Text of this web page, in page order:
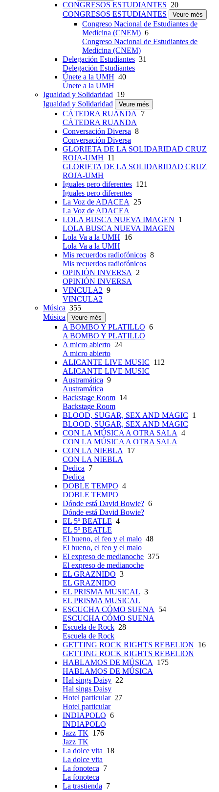
CONGRESOS ESTUDIANTES 20
CONGRESOS ESTUDIANTES
Veure més
Congreso Nacional de Estudiantes de
Medicina (CNEM) 6
Congreso Nacional de Estudiantes de
Medicina (CNEM)
Delegación Estudiantes 31
Delegación Estudiantes
Únete a la UMH 40
Únete a la UMH
Igualdad y Solidaridad 19
Igualdad y Solidaridad
Veure més
CÁTEDRA RUANDA 7
CÁTEDRA RUANDA
Conversación Diversa 8
Conversación Diversa
GLORIETA DE LA SOLIDARIDAD CRUZ
ROJA-UMH 11
GLORIETA DE LA SOLIDARIDAD CRUZ
ROJA-UMH
Iguales pero diferentes 121
Iguales pero diferentes
La Voz de ADACEA 25
La Voz de ADACEA
LOLA BUSCA NUEVA IMAGEN 1
LOLA BUSCA NUEVA IMAGEN
Lola Va a la UMH 16
Lola Va a la UMH
Mis recuerdos radiofónicos 8
Mis recuerdos radiofónicos
OPINIÓN INVERSA 2
OPINIÓN INVERSA
VINCULA2 9
VINCULA2
Música 355
Música
Veure més
A BOMBO Y PLATILLO 6
A BOMBO Y PLATILLO
A micro abierto 24
A micro abierto
ALICANTE LIVE MUSIC 112
ALICANTE LIVE MUSIC
Austramática 9
Austramática
Backstage Room 14
Backstage Room
BLOOD, SUGAR, SEX AND MAGIC 1
BLOOD, SUGAR, SEX AND MAGIC
CON LA MÚSICA A OTRA SALA 4
CON LA MÚSICA A OTRA SALA
CON LA NIEBLA 17
CON LA NIEBLA
Dedica 7
Dedica
DOBLE TEMPO 4
DOBLE TEMPO
Dónde está David Bowie? 6
Dónde está David Bowie?
EL 5º BEATLE 4
EL 5º BEATLE
El bueno, el feo y el malo 48
El bueno, el feo y el malo
El expreso de medianoche 375
El expreso de medianoche
EL GRAZNIDO 3
EL GRAZNIDO
EL PRISMA MUSICAL 3
EL PRISMA MUSICAL
ESCUCHA CÓMO SUENA 54
ESCUCHA CÓMO SUENA
Escuela de Rock 28
Escuela de Rock
GETTING ROCK RIGHTS REBELION 16
GETTING ROCK RIGHTS REBELION
HABLAMOS DE MÚSICA 175
HABLAMOS DE MÚSICA
Hal sings Daisy 22
Hal sings Daisy
Hotel particular27
Hotel particular
INDIAPOLO 6
INDIAPOLO
Jazz TK 176
Jazz TK
La dolce vita 18
La dolce vita
La fonoteca 7
La fonoteca
La trastienda 7